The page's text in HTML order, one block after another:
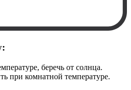
беречь от солнца.
при комнатной температуре.